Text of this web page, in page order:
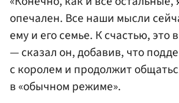
опечален. Все наши мысли
ему и его семье. К счастью, это
— сказал он, добавив, что
с королем и продолжит
в «обычном режиме».